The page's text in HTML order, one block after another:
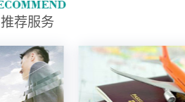
推荐服务